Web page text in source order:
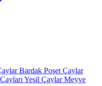
Bardak Poşet Çaylar
Yeşil ÇaylarMeyve